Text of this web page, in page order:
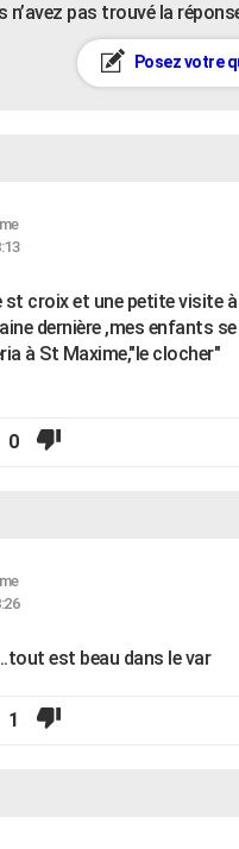
n’avez pas trouvé la
Posez votre
st croix et une petite visite
dernière ,mes enfants
à St Maxime,"le clocher"
0
est beau dans le var
1